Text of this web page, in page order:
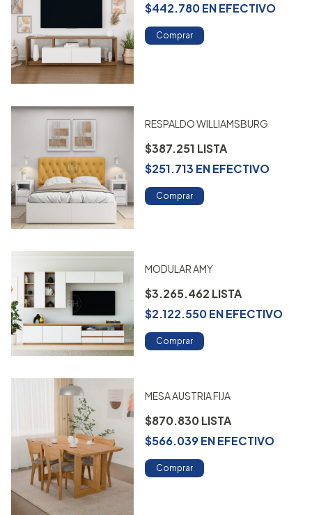
$442.780ENEFECTIVO
Comprar
RESPALDO WILLIAMSBURG
$387.251
$251.713 ENEFECTIVO
Comprar
MODULAR AMY
$3.265.462
$2.122.550ENEFECTIVO
Comprar
MESA AUSTRIA FIJA
$870.830
$566.039ENEFECTIVO
Comprar